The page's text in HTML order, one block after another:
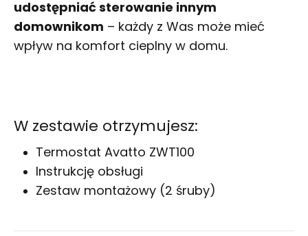
udostępniać sterowanie innym
domownikom – każdy z Was może mieć
wpływ na komfort cieplny w domu.
W zestawie otrzymujesz:
Termostat Avatto ZWT100
Instrukcję obsługi
Zestaw montażowy (2 śruby)